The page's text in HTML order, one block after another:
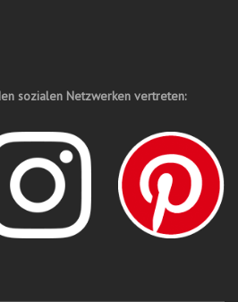
sozialen Netzwerken vertreten: